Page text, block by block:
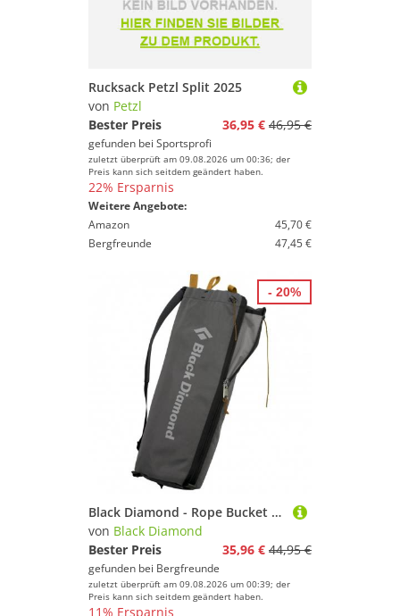
Rucksack Petzl Split 2025
von Petzl
Bester Preis
36,95 € 46,95 €
gefunden bei Sportsprofi
zuletzt überprüft am 09.08.2026 um 00:36; der
Preis kann sich seitdem geändert haben.
22% Ersparnis
Weitere Angebote:
Amazon
45,70 €
Bergfreunde
47,45 €
Black Diamond - Rope Bucket - Seilsack grau
von Black Diamond
Bester Preis
35,96 € 44,95 €
gefunden bei Bergfreunde
zuletzt überprüft am 09.08.2026 um 00:39; der
Preis kann sich seitdem geändert haben.
11% Ersparnis
- 20%